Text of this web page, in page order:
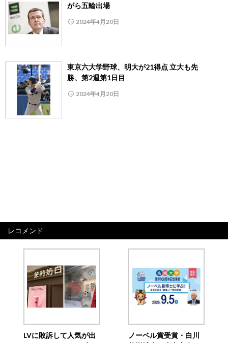
がら五輪出場
2024年4月20日
東京六大学野球、明大が21得点 立大も先
勝、第2週第1日目
2024年4月20日
レコメンド
LVに敗訴して人気が出
ノーベル賞受賞・白川